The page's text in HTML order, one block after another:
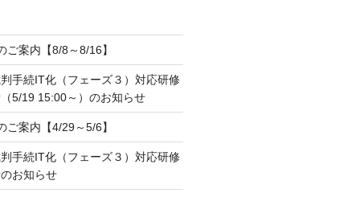
ご案内【8/8～8/16】
手続IT化（フェーズ３）対応研修
5/19 15:00～）のお知らせ
ご案内【4/29～5/6】
手続IT化（フェーズ３）対応研修
お知らせ